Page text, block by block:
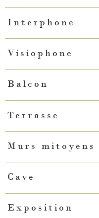
Interphone
Visiophone
Balcon
Terrasse
Murs mitoyens
Cave
Exposition